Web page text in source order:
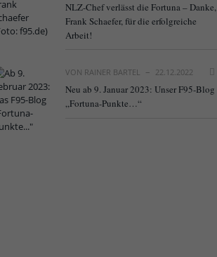
NLZ-Chef verlässt die Fortuna – Danke,
Frank Schaefer, für die erfolgreiche
Arbeit!
VON RAINER BARTEL 22.12.2022
Neu ab 9. Januar 2023: Unser F95-Blog
„Fortuna-Punkte…“